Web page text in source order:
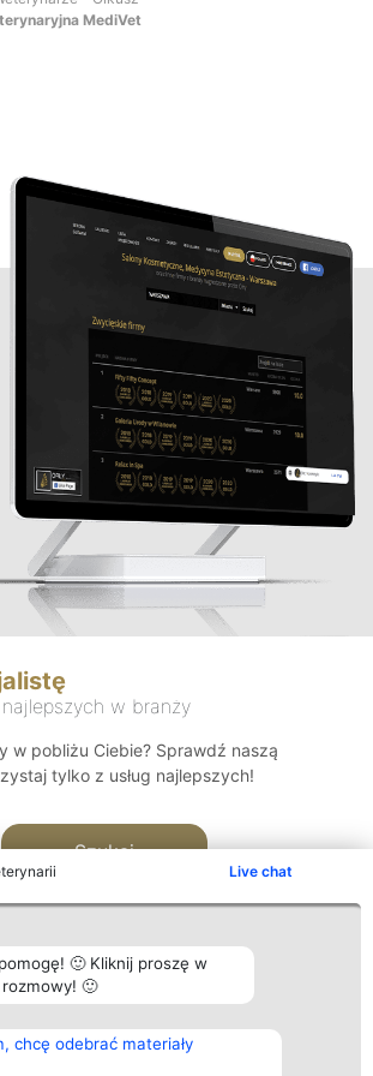
Live chat
🙂 Kliknij proszę w
🙂
chcę odebrać materiały
MediVet
w branży
w pobliżu Ciebie? Sprawdź naszą
tylko z usług najlepszych!
Szukaj
o.
Plebiscyt
Laureaci
Kontakt
Kontakt